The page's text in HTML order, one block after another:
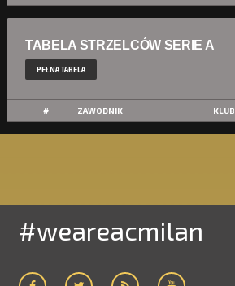
TABELA STRZELCÓW SERIE A
PEŁNA TABELA
# ZAWODNIK KLUB
#weareacmilan